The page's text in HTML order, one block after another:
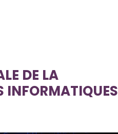
DE LA
INFORMATIQUES